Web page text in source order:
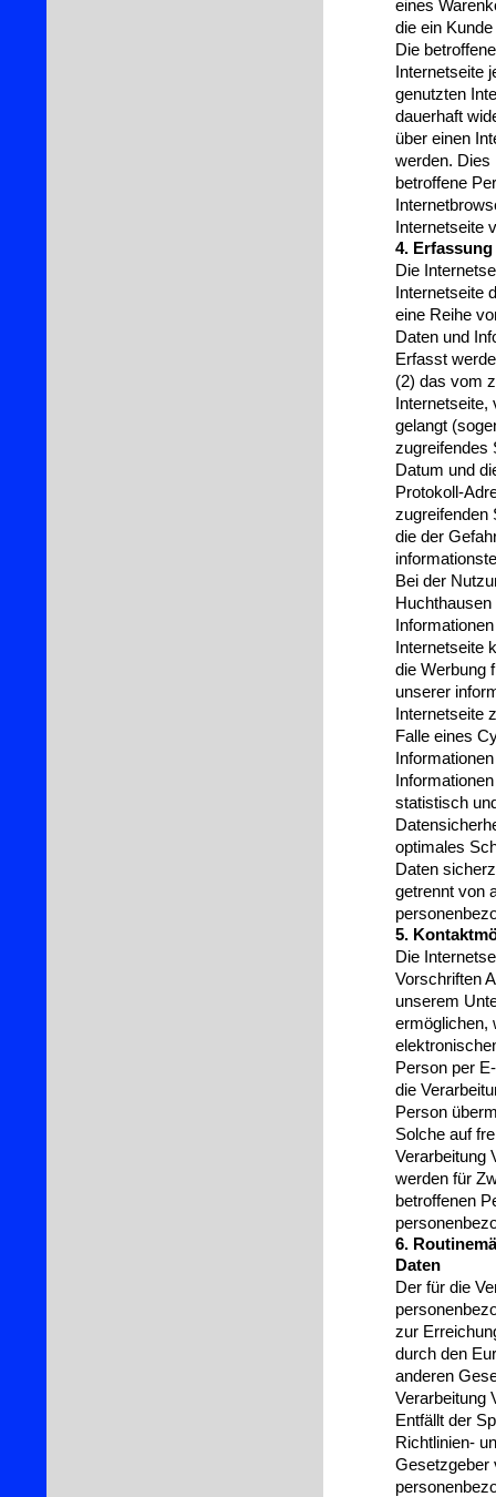
eines
die ein
Die
Internetseite
genutzten
dauerhaft
über einen
werden. Dies
betroffene
Internetseite
4.
Die
Internetseite
eine Reihe
Daten und
Erfasst
(2) das vom
gelangt
zugreifendes
Datum und
Protokoll-
zugreifenden
die der
Bei der
Internetseite
die Werbung
unserer
Internetseite
Falle eines
statistisch
optimales
Daten
getrennt von
5.
Die
Vorschriften
unserem
ermöglichen,
Person per
die
Person
Solche auf
Verarbeitung
werden für
betroffenen
6.
Daten
Der für die
zur
durch den
anderen
Verarbeitung
Entfällt der
Richtlinien-
Gesetzgeber